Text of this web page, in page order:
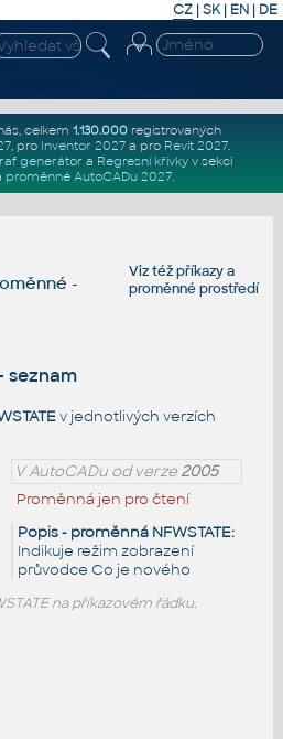
CZ | SK| EN | DE
celkem 1.130.000registrovaných
, pro Inventor 2027a pro Revit 2027.
generátor a Regresní křivkyv sekci
proměnné AutoCADu 2027.
Viz téžpříkazya
proměnné prostředí
-
seznam
v jednotlivých verzích
V AutoCADu od verze2005
Proměnná jen pro čtení
Popis - proměnná NFWSTATE:
Indikuje režim zobrazení
průvodce Co je nového
na příkazovém řádku.